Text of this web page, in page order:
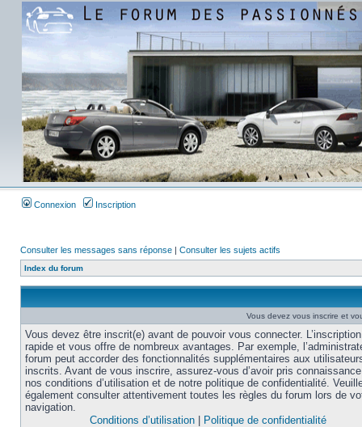
Connexion Inscription
Consulter les messages sans réponse | Consulter les sujets actifs
Index du forum
Vous devez vous inscrire et
Vous devez être inscrit(e) avant de pouvoir vous connecter.
rapide et vous offre de nombreux avantages. Par exemple,
forum peut accorder des fonctionnalités supplémentaires aux
inscrits. Avant de vous inscrire, assurez-vous d’avoir pris
nos conditions d’utilisation et de notre politique de confidentialité.
également consulter attentivement toutes les règles du forum lors de
navigation.
Conditions d’utilisation
Politique de confidentialité